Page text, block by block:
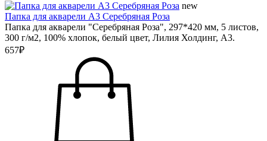
new
Папка для акварели А3 Серебряная Роза
Папка для акварели "Серебряная Роза", 297*420 мм, 5 листов,
300 г/м2, 100% хлопок, белый цвет, Лилия Холдинг, А3.
657₽